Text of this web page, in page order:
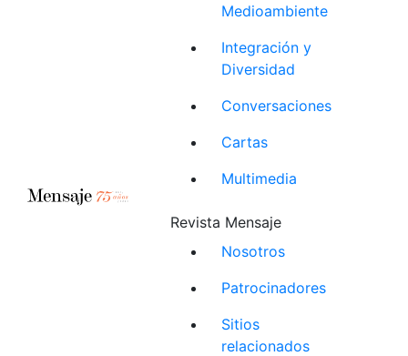
Medioambiente
Integración y
Diversidad
Conversaciones
Cartas
Multimedia
Revista Mensaje
Nosotros
Patrocinadores
Sitios
relacionados